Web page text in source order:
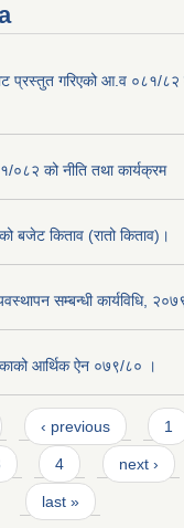
प्रस्तुत गरिएको आ.व ०८१/८२
०८२ को नीति तथा कार्यक्रम
बजेट किताव (रातो किताव)।
सम्बन्धी कार्यविधि,
आर्थिक ऐन ०७९/८० ।
‹ previous 1
4 next ›
last »